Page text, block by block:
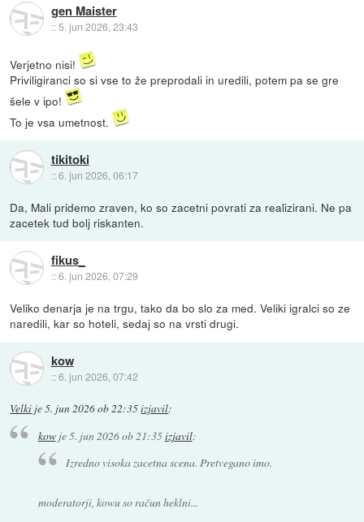
gen Maister
::5. jun 2026, 23:43
Verjetno nisi!
Priviligiranci so si vse to že preprodali in uredili, potem pa se gre
šele v ipo!
To je vsa umetnost.
tikitoki
::6. jun 2026, 06:17
Da, Mali pridemo zraven, ko so zacetni povrati za realizirani. Ne pa
zacetek tud bolj riskanten.
fikus_
::6. jun 2026, 07:29
Veliko denarja je na trgu, tako da bo slo za med. Veliki igralci so ze
naredili, kar so hoteli, sedaj so na vrsti drugi.
kow
::6. jun 2026, 07:42
Velki je5. jun 2026 ob 22:35izjavil:
kowje5. jun 2026 ob 21:35izjavil:
Izredno visoka zacetna scena. Pretvegano imo.
moderatorji, kowu so račun heklni...